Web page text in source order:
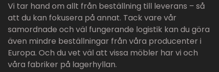
Vi tar hand om allt från beställning till leverans – så
att du kan fokusera på annat. Tack vare vår
samordnade och väl fungerande logistik kan du göra
även mindre beställningar från våra producenter i
Europa. Och du vet väl att vissa möbler har vi och
våra fabriker på lagerhyllan.